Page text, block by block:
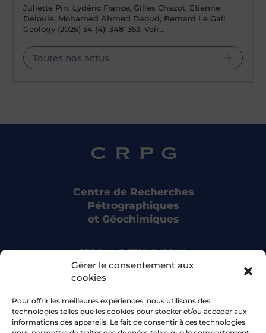
Gérer le consentement aux
cookies
Pour offrir les meilleures expériences, nous utilisons des
technologies telles que les cookies pour stocker et/ou accéder aux
informations des appareils. Le fait de consentir à ces technologies
Juliette Pin, Lydéric France, Gilles Chazot, Etienne
Deloule, Mohamed Ahmed Daoud, Bernard Le Gall
Geology (2026) 54 (4): 348–353. Voir…
Toutes nos actus
Centre de Recherches
Pétrographiques
et Géochimiques
CRPG UMR 7358 CNRS-UL
15 rue Notre Dame des Pauvres
54500 Vandoeuvre-lès-Nancy
Bluesky